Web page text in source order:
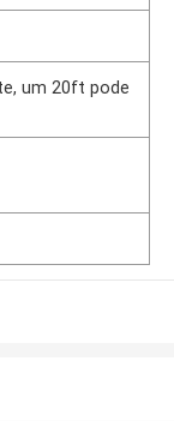
um 20ft pode